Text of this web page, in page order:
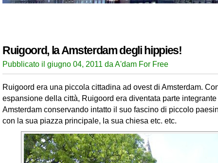
Ruigoord, la Amsterdam degli hippies!
Pubblicato il giugno 04, 2011 da A'dam For Free
Ruigoord era una piccola cittadina ad ovest di Amsterdam.
espansione della città, Ruigoord era diventata parte
Amsterdam conservando intatto il suo fascino di piccolo
con la sua piazza principale, la sua chiesa etc. etc.